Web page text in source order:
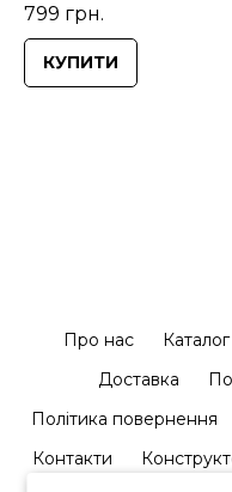
799 грн.
КУПИТИ
Про нас Каталог
Доставка
Політика повернення
Контакти